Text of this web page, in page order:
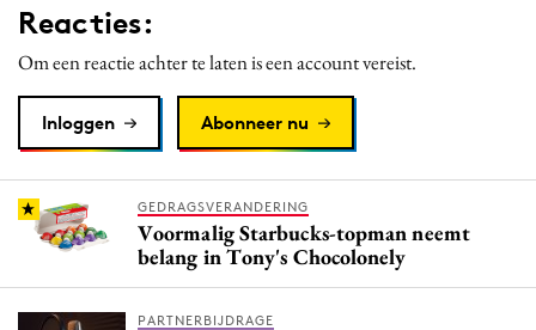
Purpose Marketing
Reputatie & crisis
Reacties:
Om een reactie achter te laten is een account vereist.
Inloggen Abonneer nu
GEDRAGSVERANDERING
Voormalig Starbucks-topman neemt
belang in Tony's Chocolonely
PARTNERBIJDRAGE